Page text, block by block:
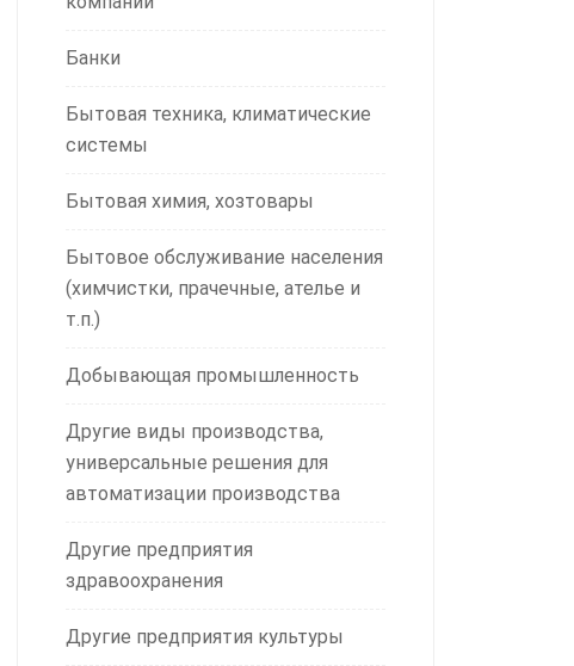
Банки
Бытовая техника, климатические
системы
Бытовая химия, хозтовары
Бытовое обслуживание населения
(химчистки, прачечные, ателье и
т.п.)
Добывающая промышленность
Другие виды производства,
универсальные решения для
автоматизации производства
Другие предприятия
здравоохранения
Другие предприятия культуры